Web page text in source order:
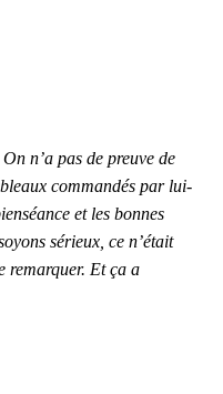
On n’a pas de preuve de
commandés par lui-
et les bonnes
sérieux, ce n’était
remarquer. Et ça a